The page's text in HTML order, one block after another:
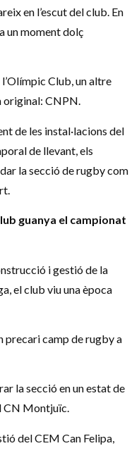
en l’escut del club. En
un moment dolç
Club, un altre
original: CNPN.
de les instal·lacions del
de llevant, els
la secció de rugby com
guanya el campionat
i gestió de la
el club viu una època
precari camp de rugby a
la secció en un estat de
CN Montjuïc.
del CEM Can Felipa,